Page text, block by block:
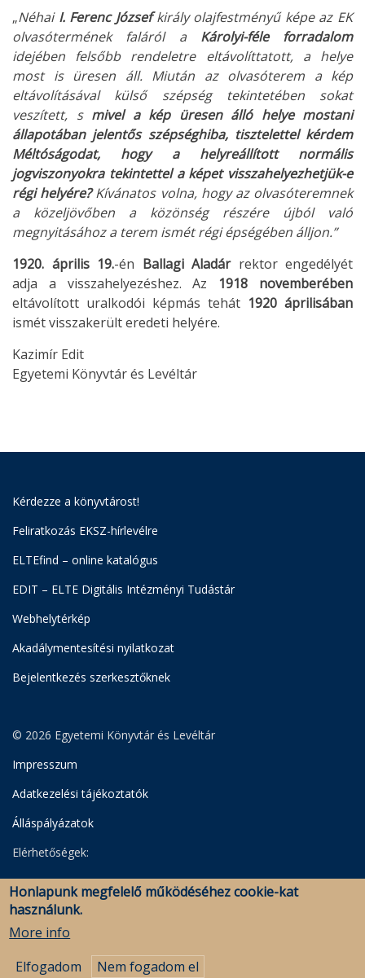
„Néhai I. Ferenc Józsefkirály olajfestményű képe az EK
olvasótermének faláról a Károlyi-féle forradalom
idejében felsőbb rendeletre eltávolíttatott, a helye
most is üresen áll. Miután az olvasóterem a kép
eltávolításával külső szépség tekintetében sokat
veszített, s mivel a kép üresen álló helye mostani
állapotában jelentős szépséghiba, tisztelettel kérdem
Méltóságodat, hogy a helyreállított normális
jogviszonyokra tekintettel a képet visszahelyezhetjük-e
régi helyére?Kívánatos volna, hogy az olvasóteremnek
a közeljövőben a közönség részére újból való
megnyitásához a terem ismét régi épségében álljon.”
1920. április 19.-én Ballagi Aladárrektor engedélyét
adja a visszahelyezéshez. Az 1918 novemberében
eltávolított uralkodói képmás tehát 1920 áprilisában
ismét visszakerült eredeti helyére.
Kazimír Edit
Egyetemi Könyvtár és Levéltár
Kérdezze a könyvtárost!
Feliratkozás EKSZ-hírlevélre
ELTEfind – online katalógus
EDIT – ELTE Digitális Intézményi Tudástár
Webhelytérkép
Akadálymentesítési nyilatkozat
Bejelentkezés szerkesztőknek
© 2026 Egyetemi Könyvtár és Levéltár
Impresszum
Adatkezelési tájékoztatók
Álláspályázatok
Elérhetőségek:
Egyetemi Könyvtár
Levéltár
Savaria Könyvtár és Levéltár (Szombathely)
Honlapunk megfelelő működéséhez cookie-kat
használunk.
More info
Elfogadom
Nem fogadom el